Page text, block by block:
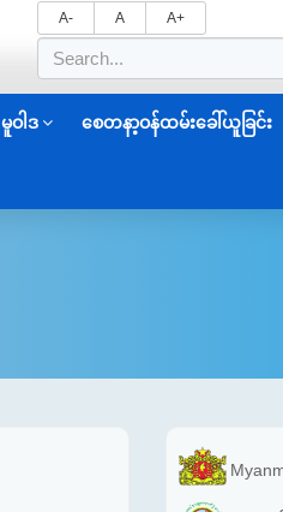
A- A A+
မူဝါဒ စေတနာ့ဝန်ထမ်းခေါ်ယူခြင်း